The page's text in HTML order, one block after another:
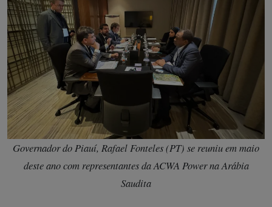
Governador do Piauí, Rafael Fonteles (PT) se reuniu em maio
deste ano com representantes da ACWA Power na Arábia
Saudita